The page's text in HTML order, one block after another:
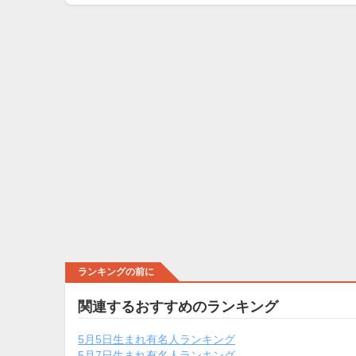
ランキングの前に
関連するおすすめのランキング
5月5日生まれ有名人ランキング